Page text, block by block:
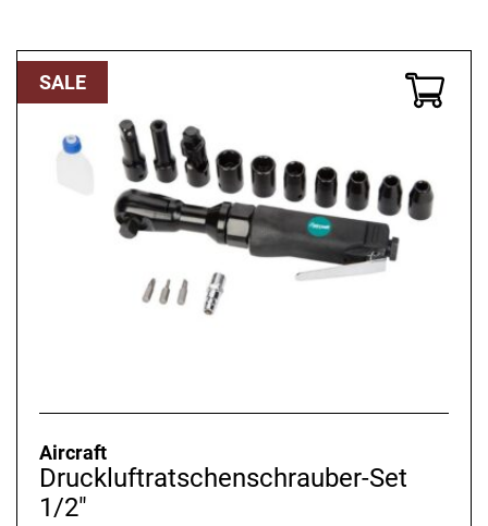
war:
ist:
SALE
Aircraft
Druckluftratschenschrauber-Set
1/2"